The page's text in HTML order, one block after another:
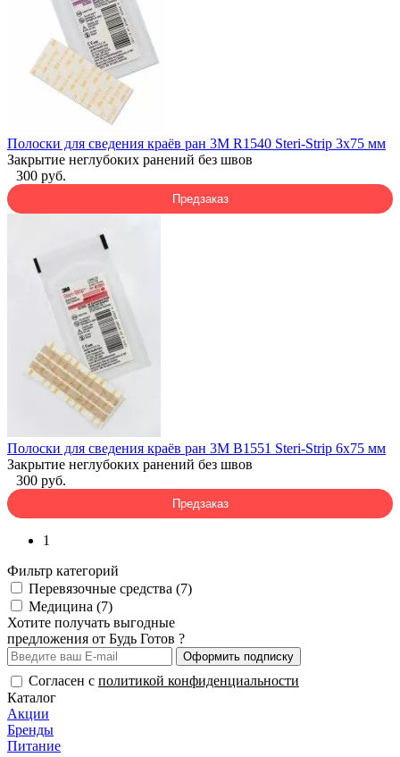
Полоски для сведения краёв ран 3M R1540 Steri-Strip 3x75 мм
Закрытие неглубоких ранений без швов
300 руб.
Предзаказ
Полоски для сведения краёв ран 3M B1551 Steri-Strip 6x75 мм
Закрытие неглубоких ранений без швов
300 руб.
Предзаказ
1
Фильтр категорий
Перевязочные средства (7)
Медицина (7)
Хотите получать выгодные
предложения от Будь Готов ?
Оформить подписку
Согласен с политикой конфиденциальности
Каталог
Акции
Бренды
Питание